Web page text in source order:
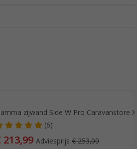
zijwand Side W Pro Caravanstore
(6)
213,99Adviesprijs€ 253,00